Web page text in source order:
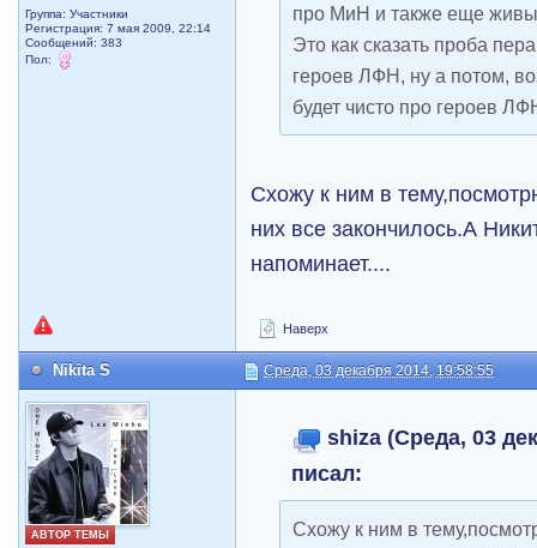
Группа: Участники
Регистрация: 7 мая 2009, 22:14
Сообщений: 383
Пол:
про МиН и также еще
Это как сказать проба
героев ЛФН, ну а потом,
будет чисто про героев
Схожу к ним в
них все закончилось.А
напоминает....
Наверх
Nikita S Среда, 03 декабря 2014, 19:58:55
АВТОР ТЕМЫ
shiza (Среда, 03
писал:
Схожу к ним в